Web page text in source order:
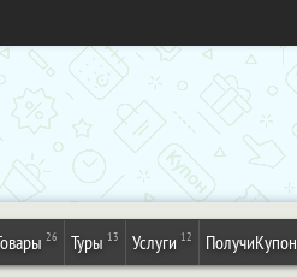
26 Туры 13 Услуги 12 ПолучиКупон